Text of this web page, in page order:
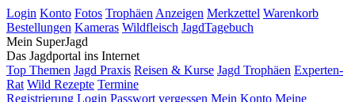
Login Konto Fotos Trophäen Anzeigen Merkzettel Warenkorb
Bestellungen Kameras Wildfleisch JagdTagebuch
Mein SuperJagd
Das Jagdportal ins Internet
Top Themen Jagd Praxis Reisen & Kurse Jagd Trophäen Experten-
Rat Wild Rezepte Termine
Registrierung Login Passwort vergessen Mein Konto Meine